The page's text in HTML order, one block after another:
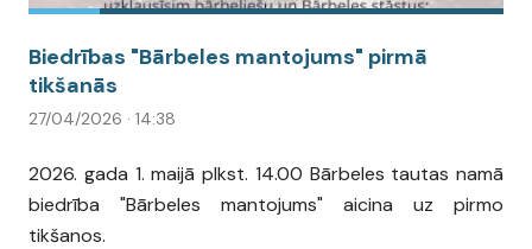
Biedrības "Bārbeles mantojums" pirmā
tikšanās
27/04/2026 · 14:38
2026. gada 1. maijā plkst. 14.00 Bārbeles tautas namā
biedrība "Bārbeles mantojums" aicina uz pirmo
tikšanos.